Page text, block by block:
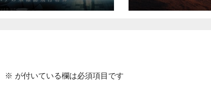
※ が付いている欄は必須項目です